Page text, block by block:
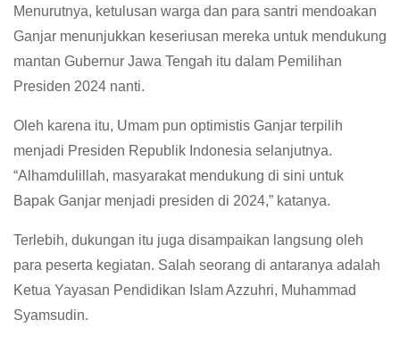
Menurutnya, ketulusan warga dan para santri mendoakan
Ganjar menunjukkan keseriusan mereka untuk mendukung
mantan Gubernur Jawa Tengah itu dalam Pemilihan
Presiden 2024 nanti.
Oleh karena itu, Umam pun optimistis Ganjar terpilih
menjadi Presiden Republik Indonesia selanjutnya.
“Alhamdulillah, masyarakat mendukung di sini untuk
Bapak Ganjar menjadi presiden di 2024,” katanya.
Terlebih, dukungan itu juga disampaikan langsung oleh
para peserta kegiatan. Salah seorang di antaranya adalah
Ketua Yayasan Pendidikan Islam Azzuhri, Muhammad
Syamsudin.